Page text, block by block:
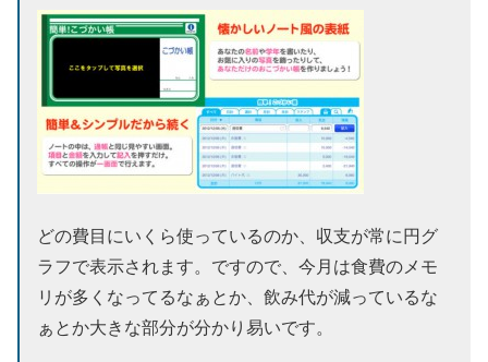
どの費目にいくら使っているのか、収支が常に円グ
ラフで表示されます。ですので、今月は食費のメモ
リが多くなってるなぁとか、飲み代が減っているな
ぁとか大きな部分が分かり易いです。